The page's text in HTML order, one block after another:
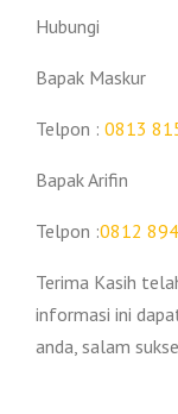
Hubungi
Bapak Maskur
Telpon : 0813
Bapak Arifin
Telpon :0812
Terima Kasih
informasi ini
anda, salam